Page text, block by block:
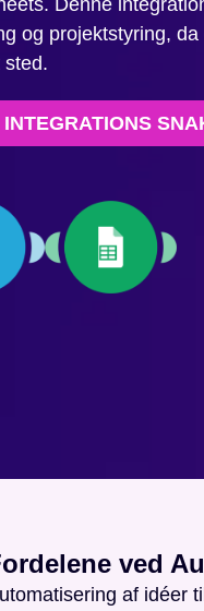
og projektstyring,
sted.
ved
af idéer